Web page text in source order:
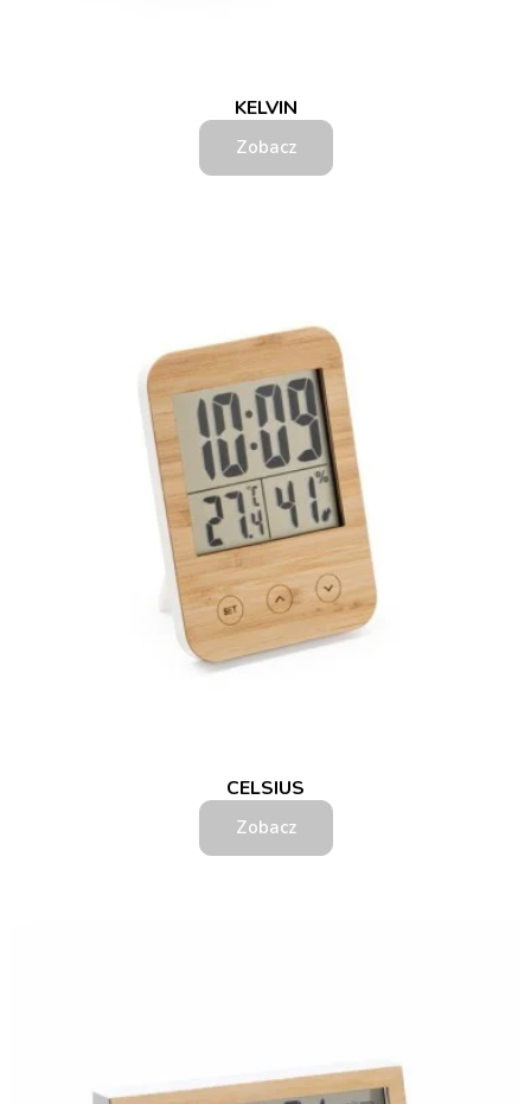
KELVIN
Zobacz
CELSIUS
Zobacz